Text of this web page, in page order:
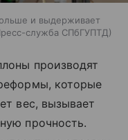
и выдерживает
служба СПбГУПТД
производят
которые
вес, вызывает
прочность.